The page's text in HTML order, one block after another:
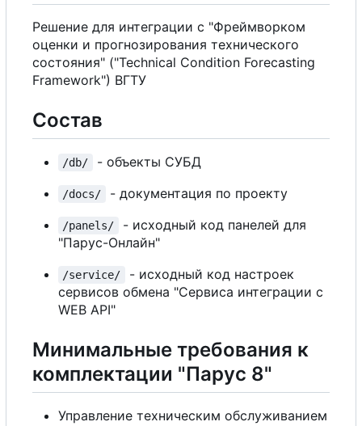
Решение для интеграции с "Фреймворком
оценки и прогнозирования технического
состояния" ("Technical Condition Forecasting
Framework") ВГТУ
Состав
/db/ - объекты СУБД
/docs/ - документация по проекту
/panels/
- исходный код панелей для
"Парус-Онлайн"
/service/
- исходный код настроек
сервисов обмена "Сервиса интеграции с
WEB API"
Минимальные требования к
комплектации "Парус 8"
Управление техническим обслуживанием